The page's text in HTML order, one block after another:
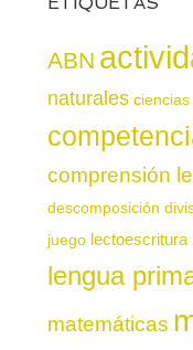
ABN
naturales
comprensión
descomposición
juego lectoescritura
lengua
matemáticas